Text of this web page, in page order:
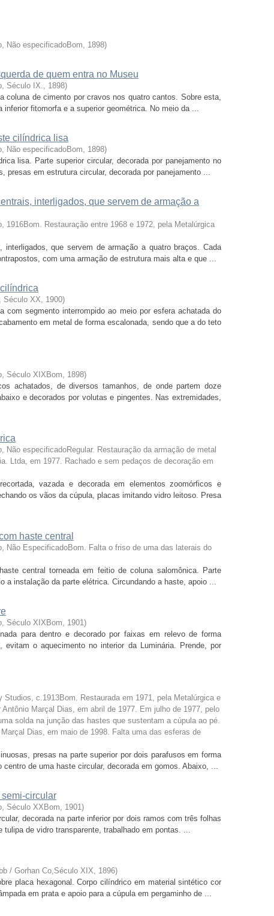
Não especificadoBom, 1898)
de quem entra no Museu
Século IX., 1898)
coluna de cimento por cravos nos quatro cantos. Sobre esta,
fitomorfa e a superior geométrica. No meio da ...
cilíndrica lisa
Não especificadoBom, 1898)
lisa. Parte superior circular, decorada por panejamento no
presas em estrutura circular, decorada por panejamento ...
interligados, que servem de armação a
1916Bom. Restauração entre 1968 e 1972, pela Metalúrgica
que servem de armação a quatro braços. Cada
com uma armação de estrutura mais alta e que ...
Século XX, 1900)
com segmento interrompido ao meio por esfera achatada do
em metal de forma escalonada, sendo que a do teto
Século XIXBom, 1898)
achatados, de diversos tamanhos, de onde partem doze
e decorados por volutas e pingentes. Nas extremidades,
Não especificadoRegular. Restauração da armação de metal
Ltda, em 1977. Rachado e sem pedaços de decoração em
vazada e decorada em elementos zoomórficos e
os vãos da cúpula, placas imitando vidro leitoso. Presa
haste central
Não EspecificadoBom. Falta o friso de uma das laterais do
central torneada em feitio de coluna salomônica. Parte
a instalação da parte elétrica. Circundando a haste, apoio ...
Século XIXBom, 1901)
para dentro e decorado por faixas em relevo de forma
o aquecimento no interior da Luminária. Prende, por
Studios, c.1913Bom. Restaurada em 1971, pela Metalúrgica e
Marçal Dias, em abril de 1977. Em julho de 1977, pelo
solda na junção das hastes que sustentam a cúpula ao pé.
Dias, em maio de 1998. Falta uma das esferas de
presas na parte superior por dois parafusos em forma
de uma haste circular, decorada em gomos. Abaixo, ...
semi-circular
Século XXBom, 1901)
decorada na parte inferior por dois ramos com três folhas
de vidro transparente, trabalhado em pontas. ...
/ Gorhan Co,Século XIX, 1896)
placa hexagonal. Corpo cilíndrico em material sintético cor
em prata e apoio para a cúpula em pergaminho de ...